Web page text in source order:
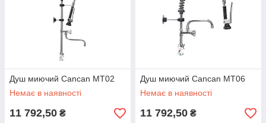
Душ миючий Cancan MT02
Немає в наявності
11 792,50 ₴
Душ миючий Cancan MT06
Немає в наявності
11 792,50 ₴